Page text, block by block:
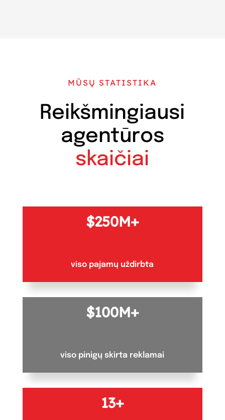
MŪSŲ STATISTIKA
Reikšmingiausi
agentūros
skaičiai
250M+
viso pajamų uždirbta
100M+
viso pinigų skirta reklamai
13+